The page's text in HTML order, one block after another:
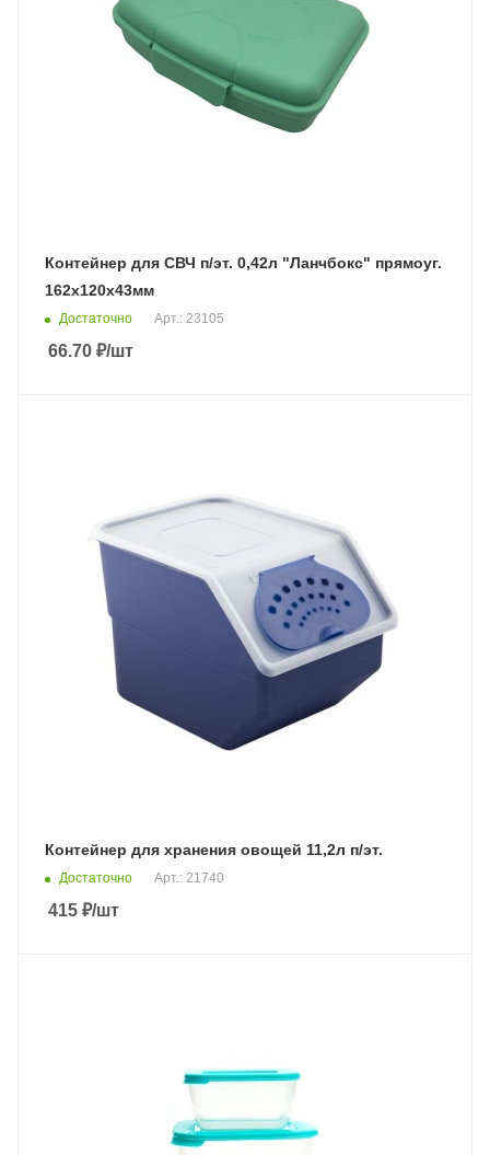
Контейнер для СВЧ п/эт. 0,42л "Ланчбокс" прямоуг.
162х120х43мм
Достаточно Арт.: 23105
66.70 ₽/шт
Контейнер для хранения овощей 11,2л п/эт.
Достаточно Арт.: 21740
415 ₽/шт